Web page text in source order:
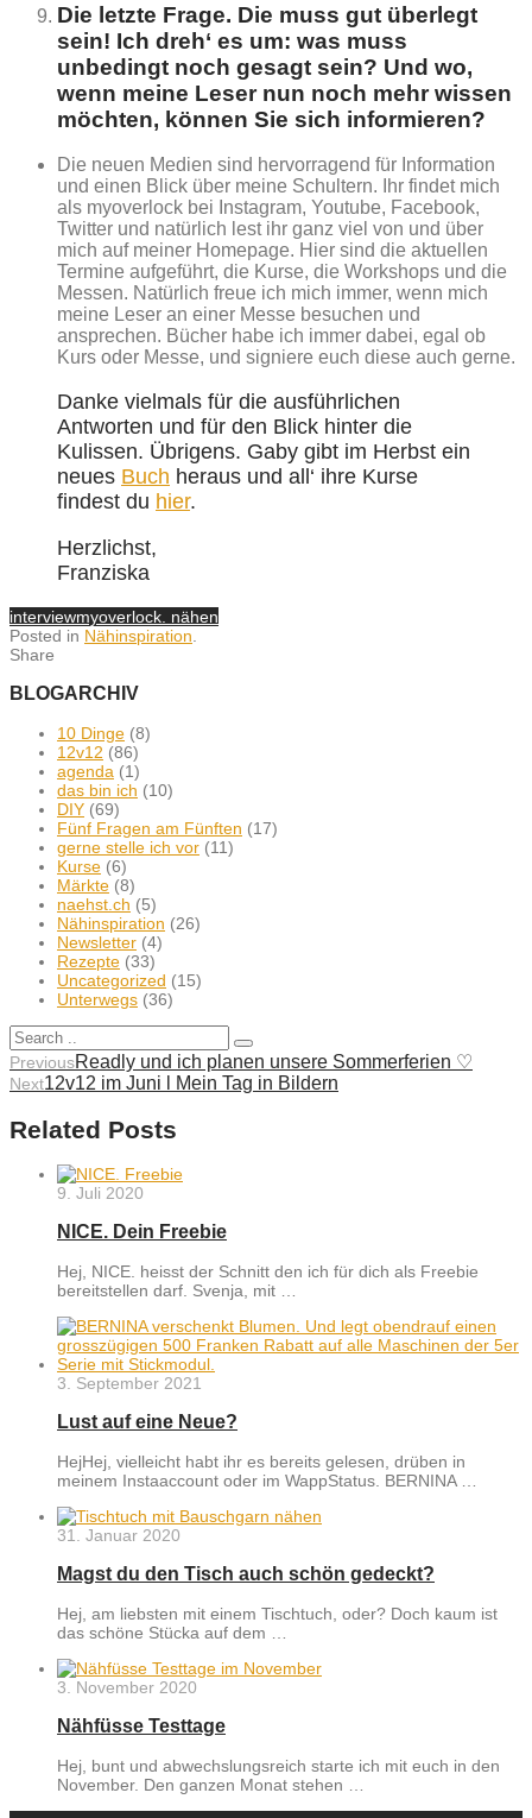
Die letzte Frage. Die muss gut überlegt
sein! Ich dreh‘ es um: was muss
unbedingt noch gesagt sein? Und wo,
wenn meine Leser nun noch mehr wissen
möchten, können Sie sich informieren?
Die neuen Medien sind hervorragend für Information
und einen Blick über meine Schultern. Ihr findet mich
als myoverlock bei Instagram, Youtube, Facebook,
Twitter und natürlich lest ihr ganz viel von und über
mich auf meiner Homepage. Hier sind die aktuellen
Termine aufgeführt, die Kurse, die Workshops und die
Messen. Natürlich freue ich mich immer, wenn mich
meine Leser an einer Messe besuchen und
ansprechen. Bücher habe ich immer dabei, egal ob
Kurs oder Messe, und signiere euch diese auch gerne.
Danke vielmals für die ausführlichen
Antworten und für den Blick hinter die
Kulissen. Übrigens. Gaby gibt im Herbst ein
neues Buch heraus und all‘ ihre Kurse
findest du hier.
Herzlichst,
Franziska
interviewmyoverlock. nähen
Posted in Nähinspiration.
Share
BLOGARCHIV
10 Dinge (8)
12v12 (86)
agenda (1)
das bin ich (10)
DIY (69)
Fünf Fragen am Fünften (17)
gerne stelle ich vor (11)
Kurse (6)
Märkte (8)
naehst.ch (5)
Nähinspiration (26)
Newsletter (4)
Rezepte (33)
Uncategorized (15)
Unterwegs (36)
PreviousReadly und ich planen unsere Sommerferien ♡
Next12v12 im Juni l Mein Tag in Bildern
Related Posts
9. Juli 2020
NICE. Dein Freebie
Hej, NICE. heisst der Schnitt den ich für dich als Freebie
bereitstellen darf. Svenja, mit …
3. September 2021
Lust auf eine Neue?
HejHej, vielleicht habt ihr es bereits gelesen, drüben in
meinem Instaaccount oder im WappStatus. BERNINA …
31. Januar 2020
Magst du den Tisch auch schön gedeckt?
Hej, am liebsten mit einem Tischtuch, oder? Doch kaum ist
das schöne Stücka auf dem …
3. November 2020
Nähfüsse Testtage
Hej, bunt und abwechslungsreich starte ich mit euch in den
November. Den ganzen Monat stehen …